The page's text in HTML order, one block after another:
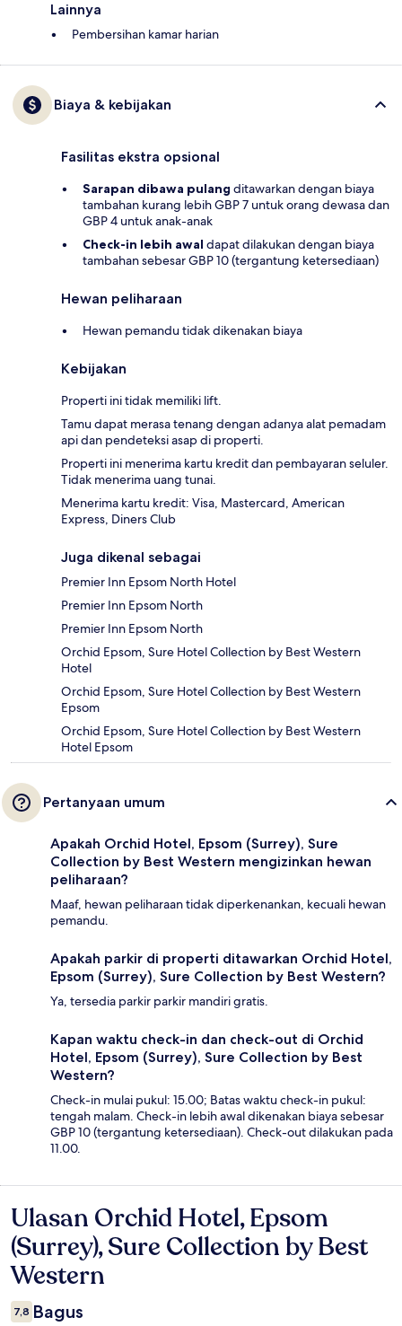
Lainnya
Pembersihan kamar harian
Biaya & kebijakan
Fasilitas ekstra opsional
Sarapan dibawa pulang ditawarkan dengan biaya
tambahan kurang lebih GBP 7 untuk orang dewasa dan
GBP 4 untuk anak-anak
Check-in lebih awal dapat dilakukan dengan biaya
tambahan sebesar GBP 10 (tergantung ketersediaan)
Hewan peliharaan
Hewan pemandu tidak dikenakan biaya
Kebijakan
Properti ini tidak memiliki lift.
Tamu dapat merasa tenang dengan adanya alat pemadam
api dan pendeteksi asap di properti.
Properti ini menerima kartu kredit dan pembayaran seluler.
Tidak menerima uang tunai.
Menerima kartu kredit: Visa, Mastercard, American
Express, Diners Club
Juga dikenal sebagai
Premier Inn Epsom North Hotel
Premier Inn Epsom North
Premier Inn Epsom North
Orchid Epsom, Sure Hotel Collection by Best Western
Hotel
Orchid Epsom, Sure Hotel Collection by Best Western
Epsom
Orchid Epsom, Sure Hotel Collection by Best Western
Hotel Epsom
Pertanyaan umum
Apakah Orchid Hotel, Epsom (Surrey), Sure
Collection by Best Western mengizinkan hewan
peliharaan?
Maaf, hewan peliharaan tidak diperkenankan, kecuali hewan
pemandu.
Apakah parkir di properti ditawarkan Orchid Hotel,
Epsom (Surrey), Sure Collection by Best Western?
Ya, tersedia parkir parkir mandiri gratis.
Kapan waktu check-in dan check-out di Orchid
Hotel, Epsom (Surrey), Sure Collection by Best
Western?
Check-in mulai pukul: 15.00; Batas waktu check-in pukul:
tengah malam. Check-in lebih awal dikenakan biaya sebesar
GBP 10 (tergantung ketersediaan). Check-out dilakukan pada
11.00.
Ulasan
Ulasan Orchid Hotel, Epsom
(Surrey), Sure Collection by Best
Western
7,8 Bagus